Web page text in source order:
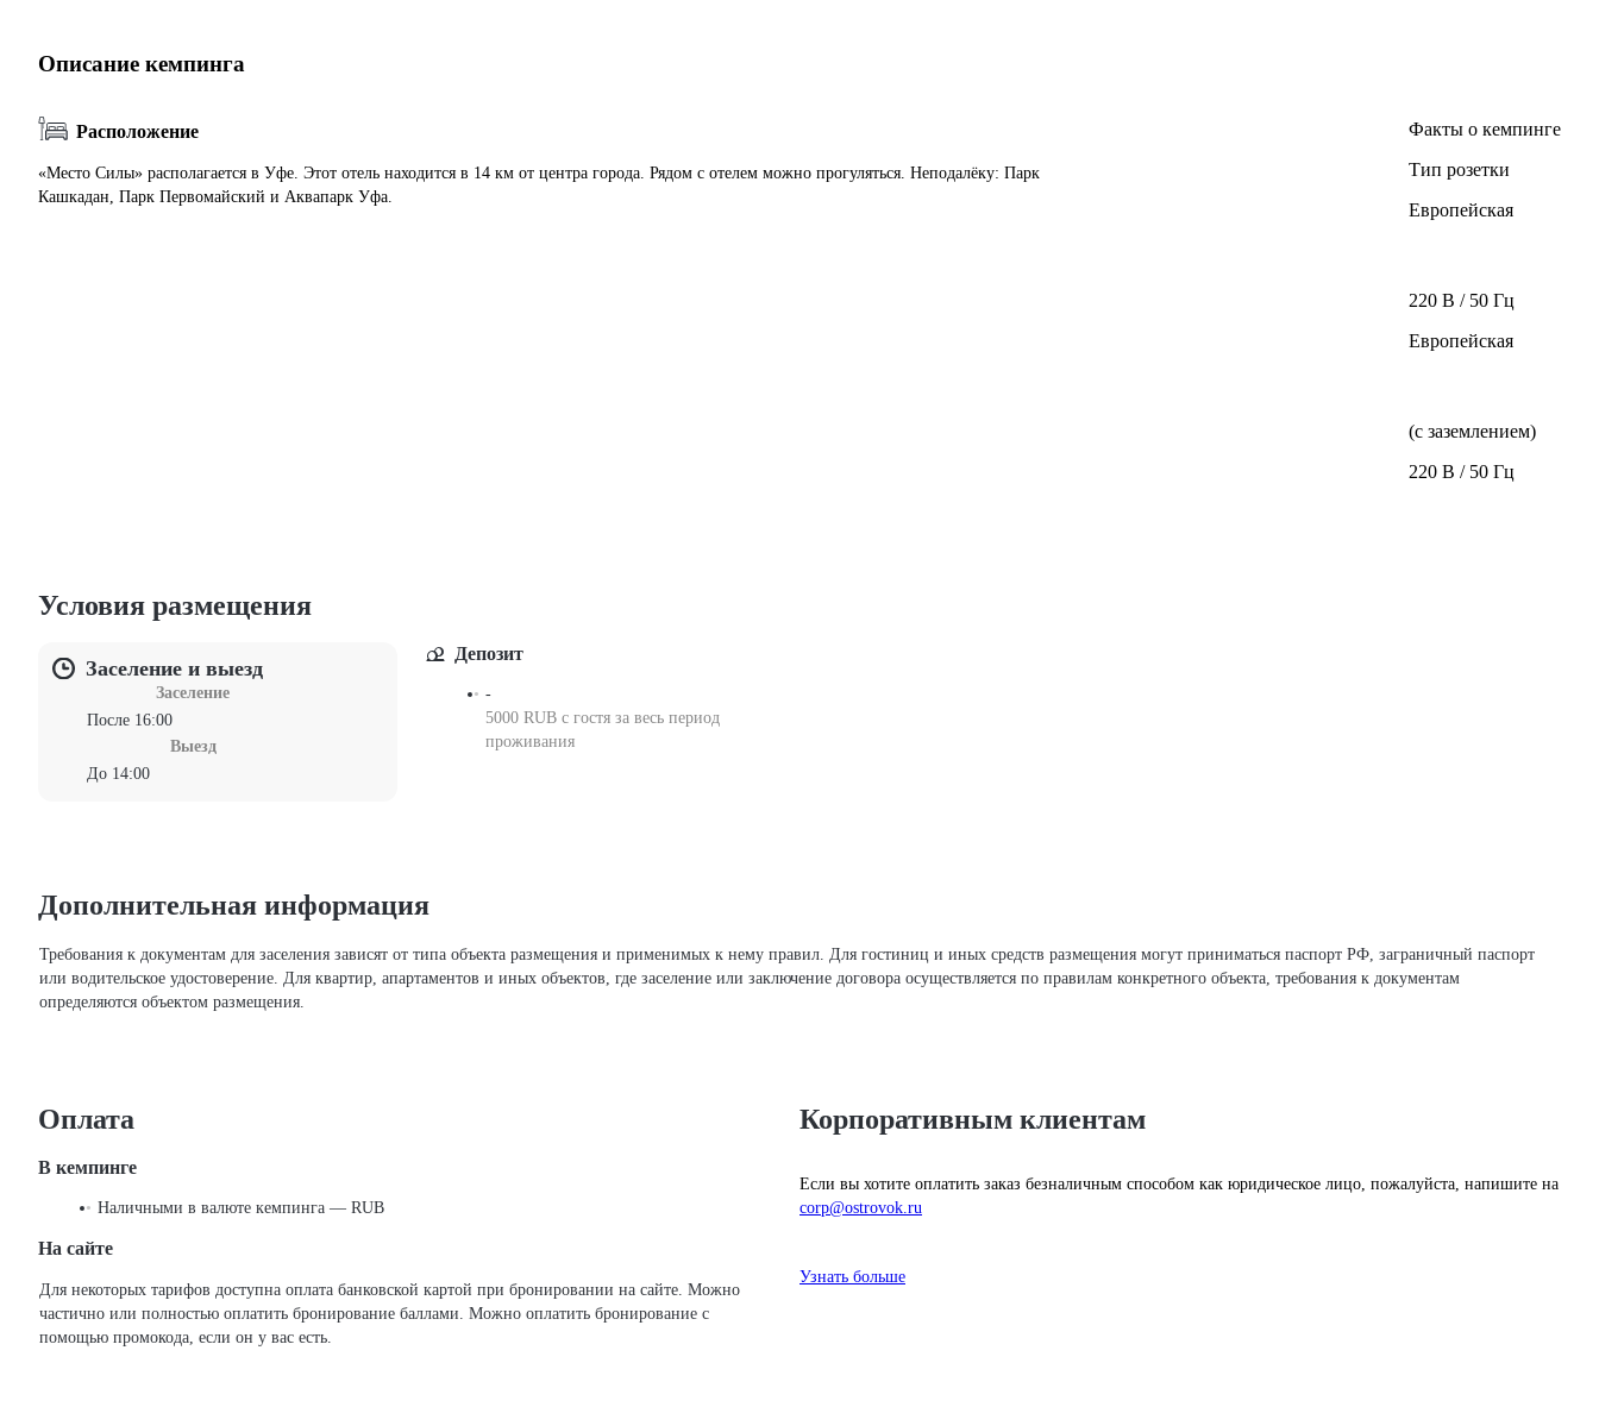
Описание кемпинга
Расположение
«Место Силы» располагается в Уфе. Этот отель находится в 14 км от центра города. Рядом с отелем можно прогуляться. Неподалёку: Парк
Кашкадан, Парк Первомайский и Аквапарк Уфа.
Факты о кемпинге
Тип розетки
Европейская
220 В / 50 Гц
Европейская
(с заземлением)
220 В / 50 Гц
Условия размещения
Заселение и выезд
Заселение
После 16:00
Выезд
До 14:00
Депозит
-
5000 RUB с гостя за весь период
проживания
Дополнительная информация
Требования к документам для заселения зависят от типа объекта размещения и применимых к нему правил. Для гостиниц и иных средств размещения могут приниматься паспорт РФ, заграничный паспорт
или водительское удостоверение. Для квартир, апартаментов и иных объектов, где заселение или заключение договора осуществляется по правилам конкретного объекта, требования к документам
определяются объектом размещения.
Оплата
В кемпинге
Наличными в валюте кемпинга — RUB
На сайте
Для некоторых тарифов доступна оплата банковской картой при бронировании на сайте. Можно
частично или полностью оплатить бронирование баллами. Можно оплатить бронирование с
помощью промокода, если он у вас есть.
Корпоративным клиентам
Если вы хотите оплатить заказ безналичным способом как юридическое лицо, пожалуйста, напишите на
corp@ostrovok.ru
Узнать больше